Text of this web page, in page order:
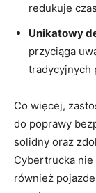
redukuje
Unikatowy
przyciąga
tradycyjnych
Co więcej,
do poprawy
solidny oraz
Cybertrucka
również